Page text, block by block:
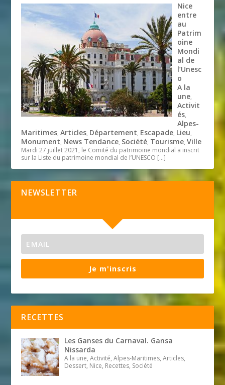
Nice
entre
au
Patrim
oine
Mondi
al de
l’Unesc
o
A la
une,
Activit
és,
Alpes-
Maritimes,Articles, Département, Escapade, Lieu,
Monument, News Tendance, Société, Tourisme,Ville
Mardi 27 juillet 2021, le Comité du patrimoine mondial a inscrit
sur la Liste du patrimoine mondial de l’UNESCO […]
NEWSLETTER
Je m'inscris
RECETTES
Les Ganses du Carnaval. Gansa
Nissarda
A la une, Activité, Alpes-Maritimes, Articles,
Dessert, Nice, Recettes, Société